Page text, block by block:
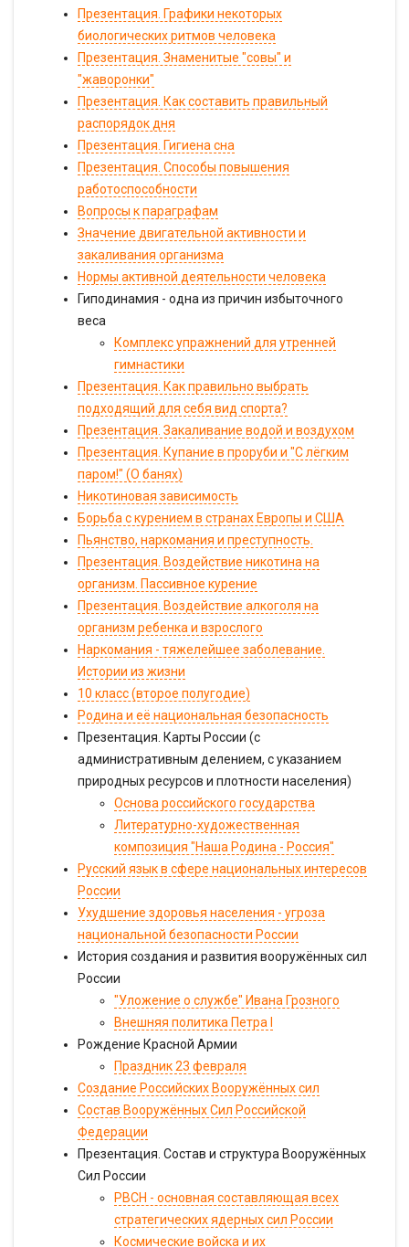
Презентация. Графики некоторых
биологических ритмов человека
Презентация. Знаменитые "совы" и
"жаворонки"
Презентация. Как составить правильный
распорядок дня
Презентация. Гигиена сна
Презентация. Способы повышения
работоспособности
Вопросы к параграфам
Значение двигательной активности и
закаливания организма
Нормы активной деятельности человека
Гиподинамия - одна из причин избыточного
веса
Комплекс упражнений для утренней
гимнастики
Презентация. Как правильно выбрать
подходящий для себя вид спорта?
Презентация. Закаливание водой и воздухом
Презентация. Купание в проруби и "С лёгким
паром!" (О банях)
Никотиновая зависимость
Борьба с курением в странах Европы и США
Пьянство, наркомания и преступность.
Презентация. Воздействие никотина на
организм. Пассивное курение
Презентация. Воздействие алкоголя на
организм ребенка и взрослого
Наркомания - тяжелейшее заболевание.
Истории из жизни
10 класс (второе полугодие)
Родина и её национальная безопасность
Презентация. Карты России (с
административным делением, с указанием
природных ресурсов и плотности населения)
Основа российского государства
Литературно-художественная
композиция "Наша Родина - Россия"
Русский язык в сфере национальных интересов
России
Ухудшение здоровья населения - угроза
национальной безопасности России
История создания и развития вооружённых сил
России
"Уложение о службе" Ивана Грозного
Внешняя политика Петра I
Рождение Красной Армии
Праздник 23 февраля
Создание Российских Вооружённых сил
Состав Вооружённых Сил Российской
Федерации
Презентация. Состав и структура Вооружённых
Сил России
РВСН - основная составляющая всех
стратегических ядерных сил России
Космические войска и их